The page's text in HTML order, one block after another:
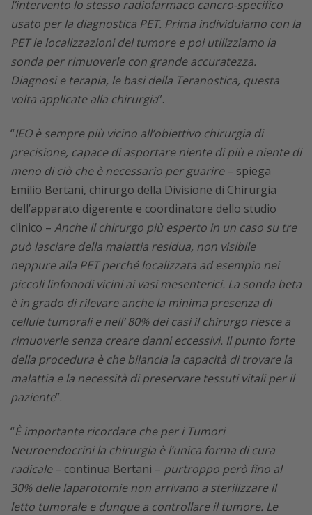
l’intervento lo stesso radiofarmaco cancro-specifico
usato per la diagnostica PET. Prima individuiamo con la
PET le localizzazioni del tumore e poi utilizziamo la
sonda per rimuoverle con grande accuratezza.
Diagnosi e terapia, le basi della Teranostica, questa
volta applicate alla chirurgia”.
“IEO è sempre più vicino all’obiettivo chirurgia di
precisione, capace di asportare niente di più e niente di
meno di ciò che è necessario per guarire– spiega
Emilio Bertani, chirurgo della Divisione di Chirurgia
dell’apparato digerente e coordinatore dello studio
clinico – Anche il chirurgo più esperto in un caso su tre
può lasciare della malattia residua, non visibile
neppure alla PET perché localizzata ad esempio nei
piccoli linfonodi vicini ai vasi mesenterici. La sonda beta
è in grado di rilevare anche la minima presenza di
cellule tumorali e nell’ 80% dei casi il chirurgo riesce a
rimuoverle senza creare danni eccessivi. Il punto forte
della procedura è che bilancia la capacità di trovare la
malattia e la necessità di preservare tessuti vitali per il
paziente”.
“È importante ricordare che per i Tumori
Neuroendocrini la chirurgia è l’unica forma di cura
radicale– continua Bertani – purtroppo però fino al
30% delle laparotomie non arrivano a sterilizzare il
letto tumorale e dunque a controllare il tumore. Le